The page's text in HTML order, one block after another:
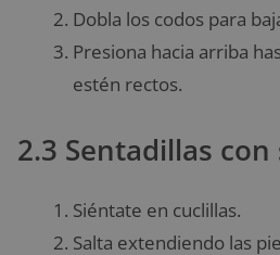
Dobla los codos para
Presiona hacia arriba
estén rectos.
2.3 Sentadillas con
Siéntate en cuclillas.
Salta extendiendo las